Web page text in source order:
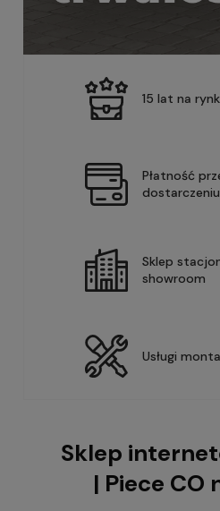
15 lat na
Płatność
Sklep
showroom
Usługi
Sklep
| Piece CO